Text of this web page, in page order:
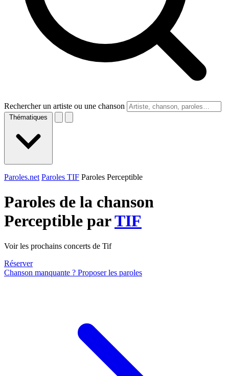
Rechercher un artiste ou une chanson
Thématiques
Paroles.net Paroles TIF Paroles Perceptible
Paroles de la chanson
Perceptible parTIF
Voir les prochains concerts de Tif
Réserver
Chanson manquante ? Proposer les paroles